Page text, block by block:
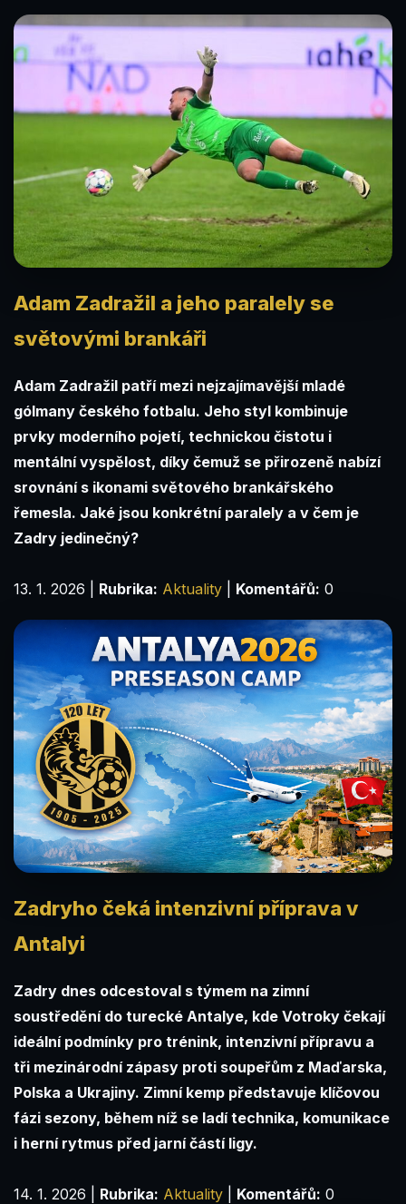
Adam Zadražil a jeho paralely se
světovými brankáři
Adam Zadražil patří mezi nejzajímavější mladé
gólmany českého fotbalu. Jeho styl kombinuje
prvky moderního pojetí, technickou čistotu i
mentální vyspělost, díky čemuž se přirozeně nabízí
srovnání s ikonami světového brankářského
řemesla. Jaké jsou konkrétní paralely a v čem je
Zadry jedinečný?
13. 1. 2026 Rubrika: Aktuality Komentářů: 0
Zadryho čeká intenzivní příprava v
Antalyi
Zadry dnes odcestoval s týmem na zimní
soustředění do turecké Antalye, kde Votroky čekají
ideální podmínky pro trénink, intenzivní přípravu a
tři mezinárodní zápasy proti soupeřům z Maďarska,
Polska a Ukrajiny. Zimní kemp představuje klíčovou
fázi sezony, během níž se ladí technika, komunikace
i herní rytmus před jarní částí ligy.
14. 1. 2026 Rubrika: Aktuality Komentářů: 0